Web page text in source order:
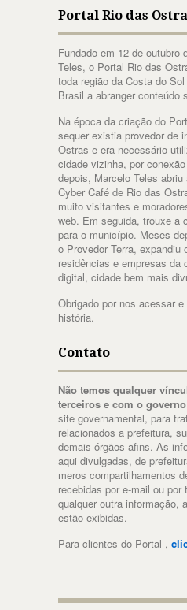
Portal Rio das
Fundado em 12 de outubro
Teles, o Portal Rio das
toda região da Costa do
Brasil a abranger conteúdo
Na época da criação do
sequer existia provedor de
Ostras e era necessário
cidade vizinha, por
depois, Marcelo Teles
Cyber Café de Rio das
muito visitantes e
web. Em seguida, trouxe a
para o município. Meses
o Provedor Terra, expandiu
residências e empresas da
digital, cidade bem mais
Obrigado por nos acessar
história.
Contato
Não temos qualquer
terceiros e com o
site governamental, para
relacionados a prefeitura,
demais órgãos afins. As
aqui divulgadas, de
meros compartilhamentos
recebidas por e-mail ou por
qualquer outra informação,
estão exibidas.
Para clientes do Portal ,